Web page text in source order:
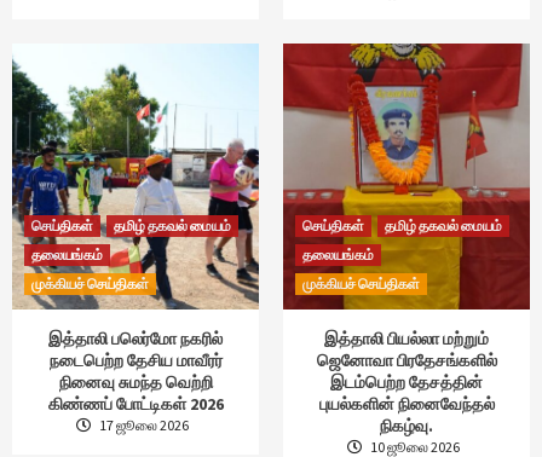
செய்திகள்
தமிழ் தகவல் மையம்
தலையங்கம்
முக்கியச் செய்திகள்
இத்தாலி பலெர்மோ நகரில்
நடைபெற்ற தேசிய மாவீரர்
நினைவு சுமந்த வெற்றி
கிண்ணப் போட்டிகள் 2026
17 ஜூலை 2026
செய்திகள்
தமிழ் தகவல் மையம்
தலையங்கம்
முக்கியச் செய்திகள்
இத்தாலி பியல்லா மற்றும்
ஜெனோவா பிரதேசங்களில்
இடம்பெற்ற தேசத்தின்
புயல்களின் நினைவேந்தல்
நிகழ்வு.
10 ஜூலை 2026